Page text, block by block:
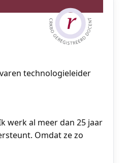
technologieleider
werk al meer dan 25 jaar
Omdat ze zo